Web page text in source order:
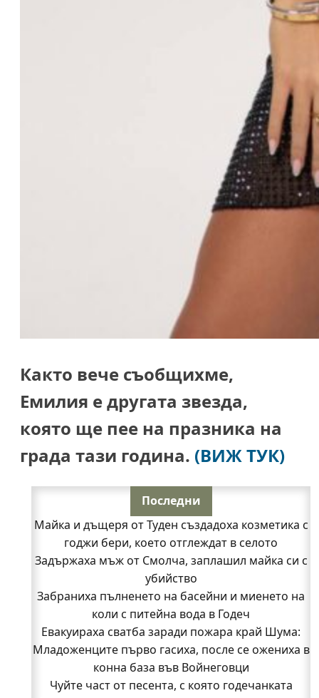
Както вече съобщихме,
Емилия е другата звезда,
която ще пее на празника на
града тази година. (ВИЖ ТУК)
Последни
Майка и дъщеря от Туден създадоха козметика с
годжи бери, което отглеждат в селото
Задържаха мъж от Смолча, заплашил майка си с
убийство
Забраниха пълненето на басейни и миенето на
коли с питейна вода в Годеч
Евакуираха сватба заради пожара край Шума:
Младоженците първо гасиха, после се ожениха в
конна база във Войнеговци
Чуйте част от песента, с която годечанката